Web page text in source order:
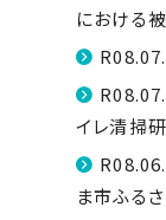
における
イレ清掃
ま市ふる